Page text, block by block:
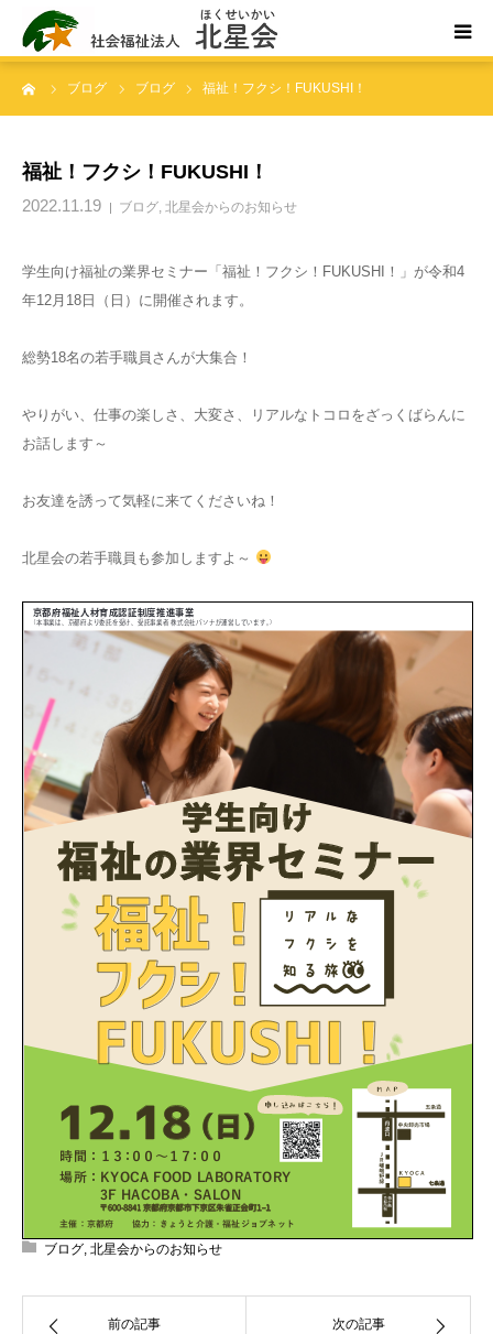
ブログ ブログ 福祉！フクシ！FUKUSHI！
福祉！フクシ！FUKUSHI！
2022.11.19 ブログ, 北星会からのお知らせ
学生向け福祉の業界セミナー「福祉！フクシ！FUKUSHI！」が令和4
年12月18日（日）に開催されます。
総勢18名の若手職員さんが大集合！
やりがい、仕事の楽しさ、大変さ、リアルなトコロをざっくばらんに
お話します～
お友達を誘って気軽に来てくださいね！
北星会の若手職員も参加しますよ～
ブログ, 北星会からのお知らせ
前の記事 次の記事
ホーム
事業所案内・ご利用案内
お問い合わせ